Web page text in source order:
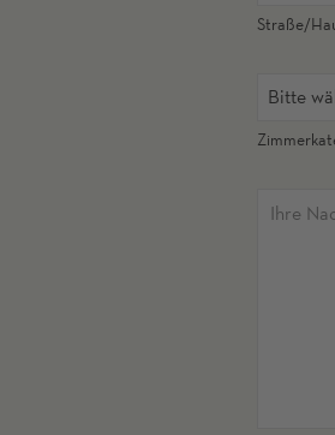
Straße/
Bitte